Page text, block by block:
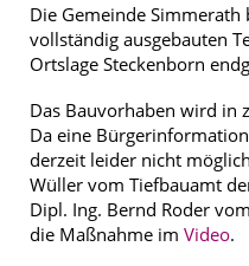
Die Gemeinde
vollständig ausgebauten
Ortslage Steckenborn
Das Bauvorhaben wird in
Da eine
derzeit leider nicht
Wüller vom Tiefbauamt
Dipl. Ing. Bernd Roder
die Maßnahme im Video.